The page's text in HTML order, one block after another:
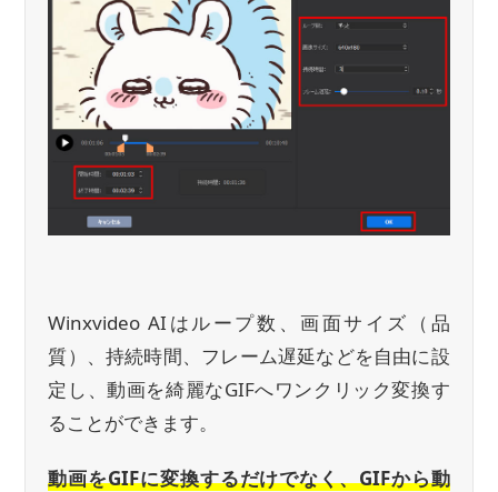
Winxvideo AIはループ数、画面サイズ（品
質）、持続時間、フレーム遅延などを自由に設
定し、動画を綺麗なGIFへワンクリック変換す
ることができます。
動画をGIFに変換するだけでなく、GIFから動